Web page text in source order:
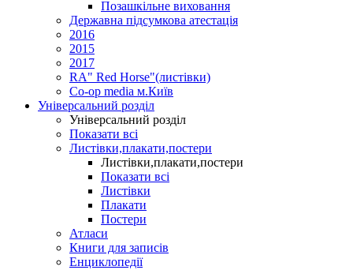
Позашкільне виховання
Державна підсумкова атестація
2016
2015
2017
RA" Red Horse"(листівки)
Co-op media м.Київ
Універсальний розділ
Універсальний розділ
Показати всі
Листівки,плакати,постери
Листівки,плакати,постери
Показати всі
Листівки
Плакати
Постери
Атласи
Книги для записів
Енциклопедії